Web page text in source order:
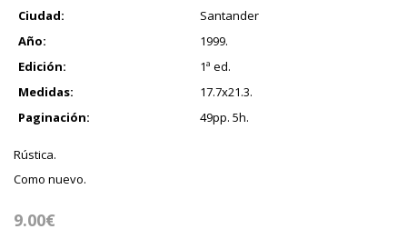
Ciudad:
Santander
Año:
1999.
Edición:
1ª ed.
Medidas:
17.7x21.3.
Paginación:
49pp. 5h.
Rústica.
Como nuevo.
9.00€